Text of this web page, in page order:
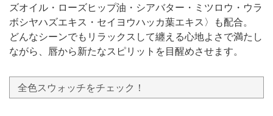
ズオイル・ローズヒップ油・シアバター・ミツロウ・ウラ
ボシヤハズエキス・セイヨウハッカ葉エキス〉も配合。
どんなシーンでもリラックスして纏える心地よさで満たし
ながら、唇から新たなスピリットを目醒めさせます。
全色スウォッチをチェック！